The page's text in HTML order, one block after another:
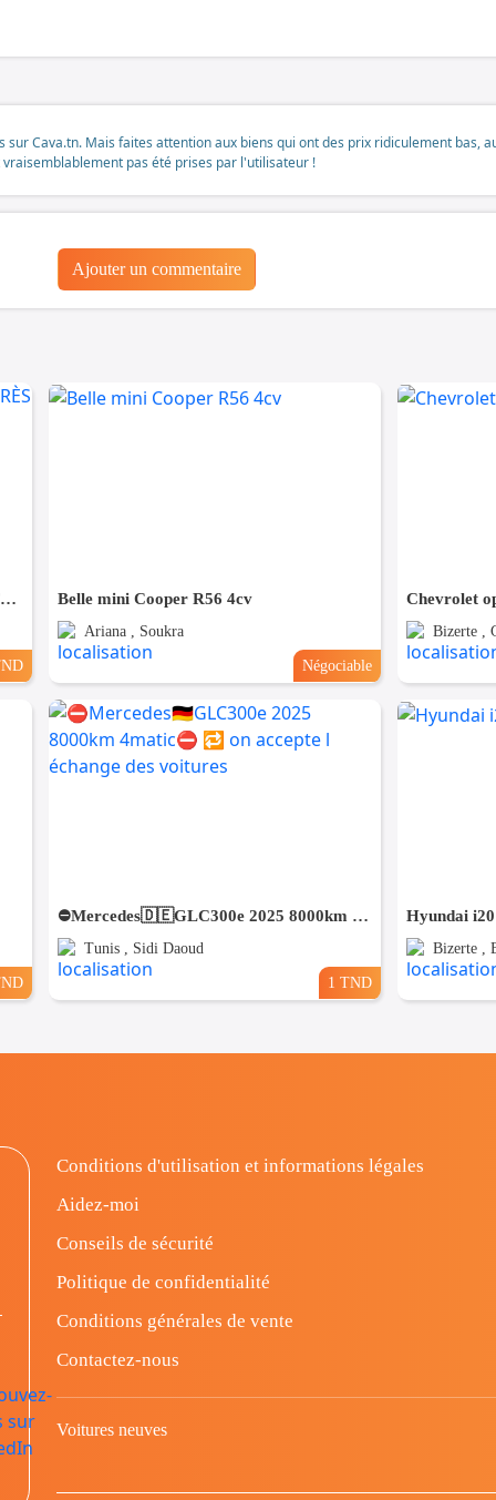
sur Cava.tn. Mais faites attention aux biens qui ont des prix ridiculement bas,
pas été prises par l'utilisateur !
Ajouter un commentaire
KIA RIO COUPÉ PREMIÈRE MAIN TRÈS PROPRE Belle mini Cooper R56 4cv
Ariana , Soukra
Négociable
Chevrolet
Bizerte ,
⛔️Mercedes🇩🇪GLC300e 2025 8000km 4matic⛔️ 🔁 on accepte l échange des voitures
Tunis , Sidi Daoud
1 TND
Hyundai
Bizerte ,
Conditions d'utilisation et informations légales
Aidez-moi
Conseils de sécurité
Politique de confidentialité
Conditions générales de vente
Contactez-nous
Voitures neuves